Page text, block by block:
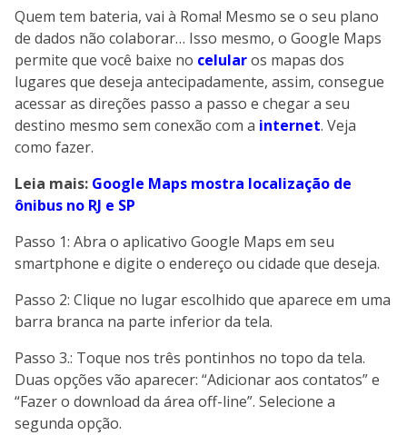
Quem tem bateria, vai à Roma! Mesmo se o seu plano
de dados não colaborar… Isso mesmo, o Google Maps
permite que você baixe no celularos mapas dos
lugares que deseja antecipadamente, assim, consegue
acessar as direções passo a passo e chegar a seu
destino mesmo sem conexão com a internet. Veja
como fazer.
Leia mais: Google Maps mostra localização de
ônibus no RJ e SP
Passo 1: Abra o aplicativo Google Maps em seu
smartphone e digite o endereço ou cidade que deseja.
Passo 2: Clique no lugar escolhido que aparece em uma
barra branca na parte inferior da tela.
Passo 3.: Toque nos três pontinhos no topo da tela.
Duas opções vão aparecer: “Adicionar aos contatos” e
“Fazer o download da área off-line”. Selecione a
segunda opção.